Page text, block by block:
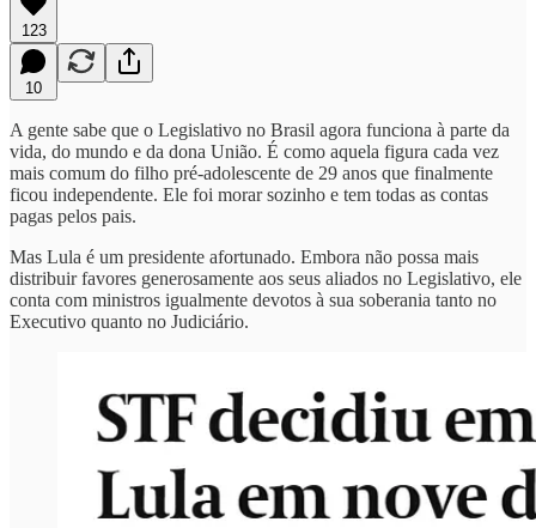
123
10
A gente sabe que o Legislativo no Brasil agora funciona à parte da
vida, do mundo e da dona União. É como aquela figura cada vez
mais comum do filho pré-adolescente de 29 anos que finalmente
ficou independente. Ele foi morar sozinho e tem todas as contas
pagas pelos pais.
Mas Lula é um presidente afortunado. Embora não possa mais
distribuir favores generosamente aos seus aliados no Legislativo, ele
conta com ministros igualmente devotos à sua soberania tanto no
Executivo quanto no Judiciário.